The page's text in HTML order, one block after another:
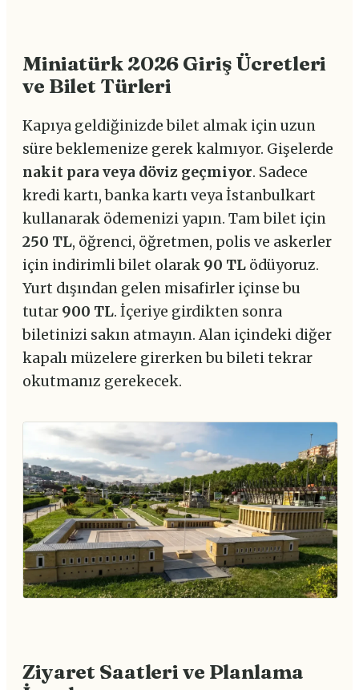
Miniatürk 2026 Giriş Ücretleri
ve Bilet Türleri
Kapıya geldiğinizde bilet almak için uzun
süre beklemenize gerek kalmıyor. Gişelerde
nakit para veya döviz geçmiyor. Sadece
kredi kartı, banka kartı veya İstanbulkart
kullanarak ödemenizi yapın. Tam bilet için
250 TL, öğrenci, öğretmen, polis ve askerler
için indirimli bilet olarak 90 TL ödüyoruz.
Yurt dışından gelen misafirler içinse bu
tutar 900 TL. İçeriye girdikten sonra
biletinizi sakın atmayın. Alan içindeki diğer
kapalı müzelere girerken bu bileti tekrar
okutmanız gerekecek.
Ziyaret Saatleri ve Planlama